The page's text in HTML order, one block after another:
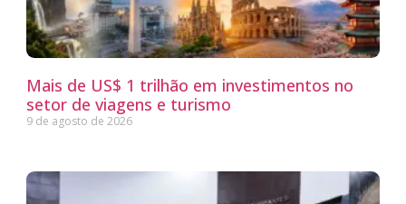
Mais de US$ 1 trilhão em investimentos no
setor de viagens e turismo
9 de agosto de 2026